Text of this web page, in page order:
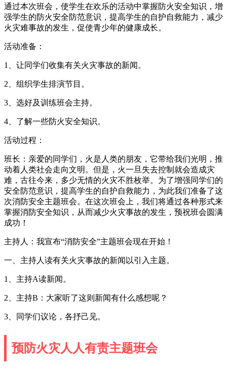
通过本次班会，使学生在欢乐的活动中掌握防火安全知识，增
强学生的防火安全防范意识，提高学生的自护自救能力，减少
火灾难事故的发生，促使青少年的健康成长。
活动准备：
1、让同学们收集有关火灾事故的新闻。
2、组织学生排演节目。
3、选好及训练班会主持。
4、了解一些防火安全知识。
活动过程：
班长：亲爱的同学们，火是人类的朋友，它带给我们光明，推
动着人类社会走向文明。但是，火一旦失去控制就会造成灾
难，古往今来，多少无情的火灾不胜枚举。为了增强同学们的
安全防范意识，提高学生的自护自救能力，为此我们准备了这
次消防安全主题班会。在这次班会上，我们将通过各种形式来
掌握消防安全知识，从而减少火灾事故的发生，预祝班会圆满
成功！
主持人：我宣布“消防安全”主题班会现在开始！
一、主持人读有关火灾事故的新闻以引入主题。
1、主持A读新闻。
2、主持B：大家听了这则新闻有什么感想呢？
3、同学们议论，各抒己见。
预防火灾人人有责主题班会